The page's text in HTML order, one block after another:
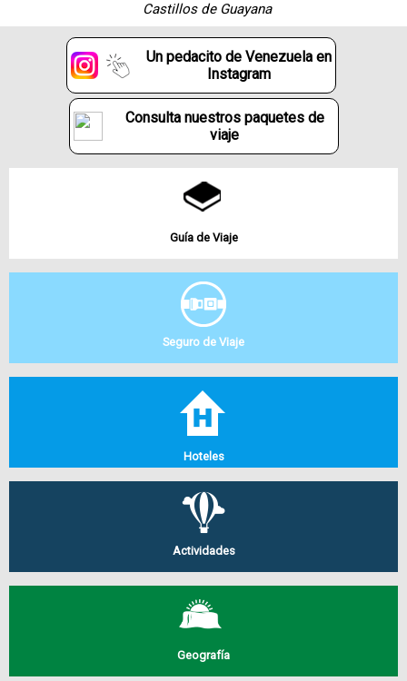
Castillos de Guayana
Un pedacito de Venezuela en
Instagram
Consulta nuestros paquetes de
viaje
Guía de Viaje
Seguro de Viaje
Hoteles
Actividades
Geografía